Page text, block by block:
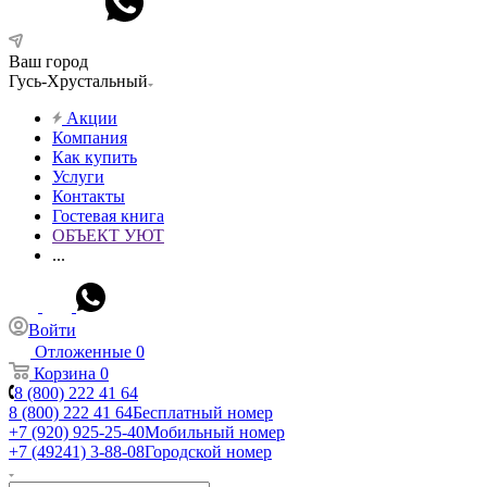
Ваш город
Гусь-Хрустальный
Акции
Компания
Как купить
Услуги
Контакты
Гостевая книга
ОБЪЕКТ УЮТ
...
Войти
Отложенные 0
Корзина 0
8 (800) 222 41 64
8 (800) 222 41 64Бесплатный номер
+7 (920) 925-25-40Мобильный номер
+7 (49241) 3-88-08Городской номер